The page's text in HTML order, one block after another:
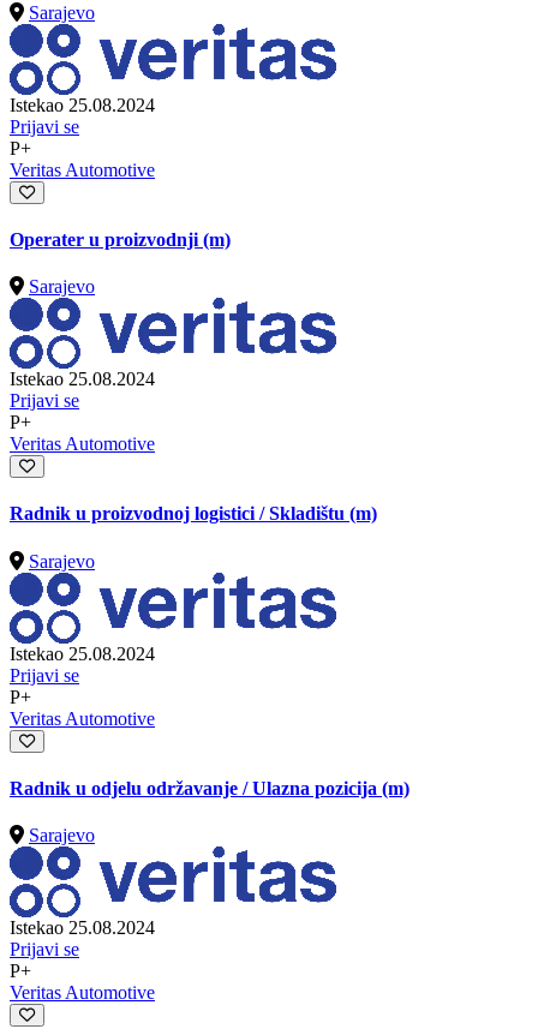
Sarajevo
Istekao 25.08.2024
Prijavi se
P+
Veritas Automotive
Operater u proizvodnji (m)
Sarajevo
Istekao 25.08.2024
Prijavi se
P+
Veritas Automotive
Radnik u proizvodnoj logistici / Skladištu (m)
Sarajevo
Istekao 25.08.2024
Prijavi se
P+
Veritas Automotive
Radnik u odjelu održavanje / Ulazna pozicija (m)
Sarajevo
Istekao 25.08.2024
Prijavi se
P+
Veritas Automotive